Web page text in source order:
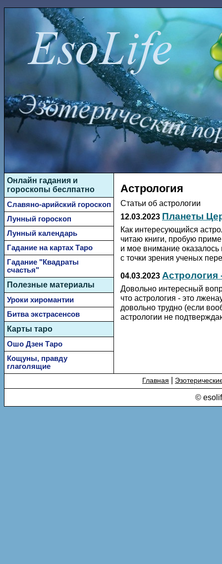
Астрология
Статьи об астрологии
12.03.2023 Планеты
Как интересующийся
читаю книги, пробую
и мое внимание
с точки зрения ученых
04.03.2023 Астрология
Довольно интересный
что астрология - это
довольно трудно (если
астрологии не
Онлайн гадания и
гороскопы беслпатно
Славяно-арийский гороскоп
Лунный гороскоп
Лунный календарь
Гадание на картах Таро
Гадание "Квадраты
счастья"
Полезные материалы
Уроки хиромантии
Битва экстрасенсов
Карты таро
Ошо Дзен Таро
Кощуны, правду
глаголящие
Главная
©